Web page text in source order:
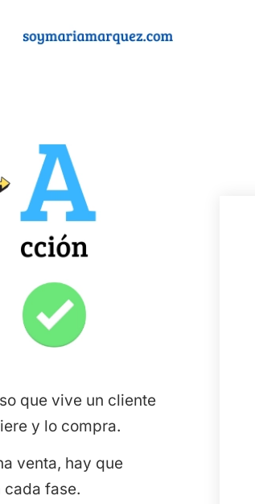
que vive un cliente
y lo compra.
venta, hay que
fase.